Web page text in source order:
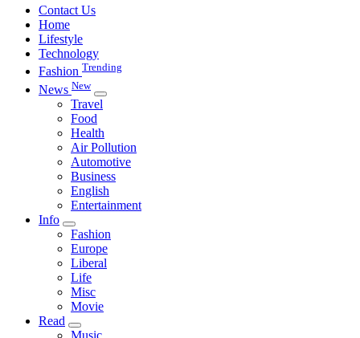
Contact Us
Home
Lifestyle
Technology
Fashion Trending
News New
Travel
Food
Health
Air Pollution
Automotive
Business
English
Entertainment
Info
Fashion
Europe
Liberal
Life
Misc
Movie
Read
Music